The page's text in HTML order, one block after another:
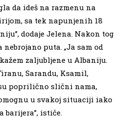
da ideš na razmenu na
sa tek napunjenih 18
dodaje Jelena. Nakon tog
puta. „Ja sam od
zaljubljene u Albaniju.
Sarandu, Ksamil,
poprilično slični nama,
u svakoj situaciji iako
barijera”, ističe.